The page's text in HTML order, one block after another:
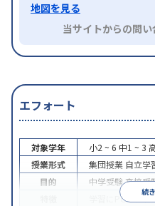
地図を見る
当サイトからの問
エフォート
続
対象学年 小2 ~ 6 中1 ~ 3
授業形式
集団授業 自立学
目的
中学受験高校受
学習にPC・タ